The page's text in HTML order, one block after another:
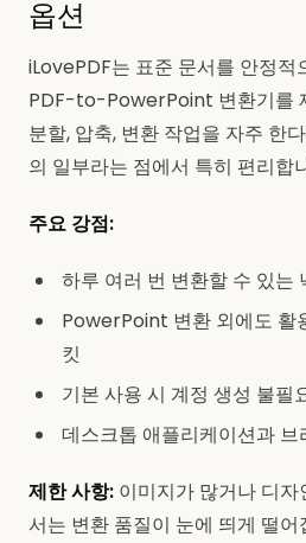
옵션
iLovePDF는 표준 문서를 안정적
PDF-to-PowerPoint 변환기를
분할, 압축, 변환 작업을 자주 한
의 일부라는 점에서 특히 편리합
주요 강점:
하루 여러 번 변환할 수 있는
PowerPoint 변환 외에도 활
킷
기본 사용 시 계정 생성 불필
데스크톱 애플리케이션과
제한 사항: 이미지가 많거나 디
서는 변환 품질이 눈에 띄게 떨